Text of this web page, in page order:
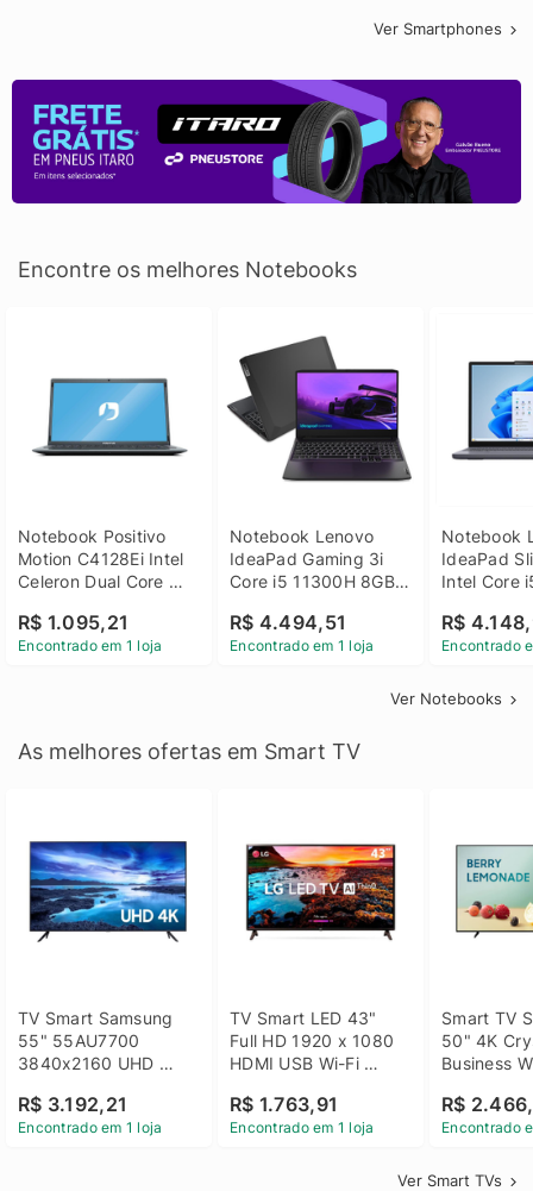
Ver Smartphones
Encontre os melhores Notebooks
Notebook Positivo
Motion C4128Ei Intel
Celeron Dual Core
Linux 14 - 3002181
R$ 1.095,21
Encontrado em 1 loja
Notebook Lenovo
IdeaPad Gaming 3i
Core i5 11300H 8GB
GTX 1650 4GB 15.6
FHD Linux - Preto
R$ 4.494,51
Encontrado em 1 loja
Notebook
IdeaPad
Intel Core
SSD Win
R$
Encontrado
Ver Notebooks
As melhores ofertas em Smart TV
TV Smart Samsung
55" 55AU7700
3840x2160 UHD
Bluetooth
R$ 3.192,21
Encontrado em 1 loja
TV Smart LED 43"
Full HD 1920 x 1080
HDMI USB Wi-Fi
43LM631C0SB LG
R$ 1.763,91
Encontrado em 1 loja
Smart TV
50" 4K
Business
R$
Encontrado
Ver Smart TVs